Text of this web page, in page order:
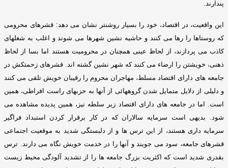
پندارند
این واقعیت، در اقتصاد، خود را بسیار روشنتر نشان می دهد :قشرهای محرومی
که روستاها را رها می کنند و حاشیه نشین شهرها می شوند و اغلب به شغلهای
کاذب می پردازند، از لحاظ عینی همچنان در محرومیت هستند اما بسا از لحاظ
ذهنی، خویشتن را ارضاء می کنند که شهر نشین گشته اند
قشرهای زحمتکش در
جامعه های دارای اقتصاد مسلط، مهاجران محروم را رقیبان خویش تلقی می کنند
و دلیلی از دلایل متمایل شدن گروههائی از آنها به حزبهای راست افراطی، همین
است.
اما در جامعه های دارای اقتصاد زیر سلطه نیز، همین پدیده مشاهده می
شود
بدیهی است سرمایه سالاران که در کار برقرار کردن استبداد فراگیر
سرمایه داری هستند، از این ترس ها و از دلبستگی شدید به موقعیت اجتماعی
قشرهای جامعه، سود می جویند و آنها را در خدمت خویش نگاه می دارند
ترس
بقدری شدید است که اکثریت بزرگ جامعه ها را از تشدید آلودگی محیط زیست